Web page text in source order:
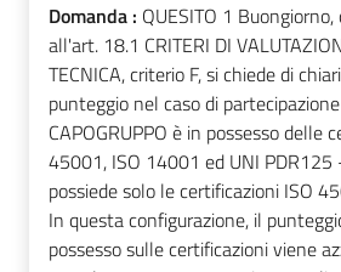
Domanda : QUESITO 1
all'art. 18.1 CRITERI DI
TECNICA, criterio F, si chiede di
punteggio nel caso di
CAPOGRUPPO è in possesso delle
45001, ISO 14001 ed UNI PDR125
possiede solo le certificazioni ISO
In questa configurazione, il
possesso sulle certificazioni viene